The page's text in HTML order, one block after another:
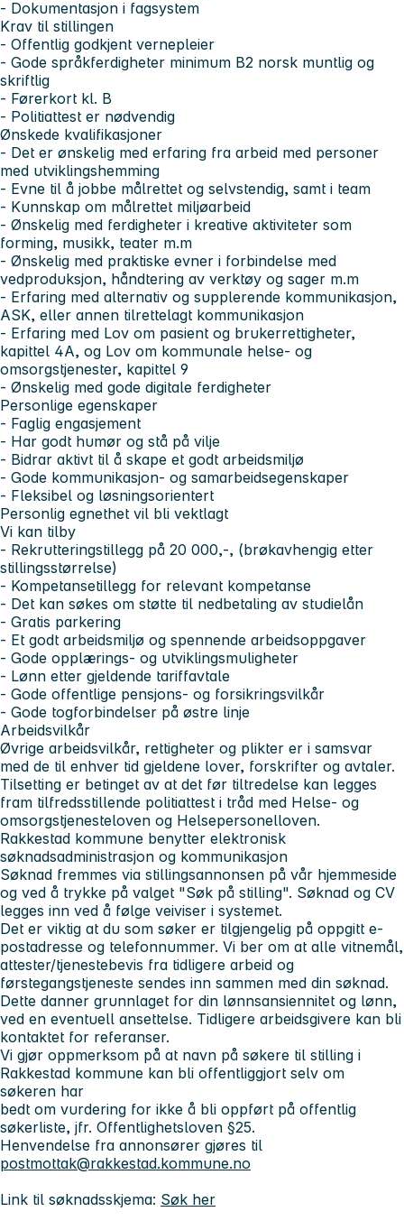
- Dokumentasjon i fagsystem
Krav til stillingen
- Offentlig godkjent vernepleier
- Gode språkferdigheter minimum B2 norsk muntlig og
skriftlig
- Førerkort kl. B
- Politiattest er nødvendig
Ønskede kvalifikasjoner
- Det er ønskelig med erfaring fra arbeid med personer
med utviklingshemming
- Evne til å jobbe målrettet og selvstendig, samt i team
- Kunnskap om målrettet miljøarbeid
- Ønskelig med ferdigheter i kreative aktiviteter som
forming, musikk, teater m.m
- Ønskelig med praktiske evner i forbindelse med
vedproduksjon, håndtering av verktøy og sager m.m
- Erfaring med alternativ og supplerende kommunikasjon,
ASK, eller annen tilrettelagt kommunikasjon
- Erfaring med Lov om pasient og brukerrettigheter,
kapittel 4A, og Lov om kommunale helse- og
omsorgstjenester, kapittel 9
- Ønskelig med gode digitale ferdigheter
Personlige egenskaper
- Faglig engasjement
- Har godt humør og stå på vilje
- Bidrar aktivt til å skape et godt arbeidsmiljø
- Gode kommunikasjon- og samarbeidsegenskaper
- Fleksibel og løsningsorientert
Personlig egnethet vil bli vektlagt
Vi kan tilby
- Rekrutteringstillegg på 20 000,-, (brøkavhengig etter
stillingsstørrelse)
- Kompetansetillegg for relevant kompetanse
- Det kan søkes om støtte til nedbetaling av studielån
- Gratis parkering
- Et godt arbeidsmiljø og spennende arbeidsoppgaver
- Gode opplærings- og utviklingsmuligheter
- Lønn etter gjeldende tariffavtale
- Gode offentlige pensjons- og forsikringsvilkår
- Gode togforbindelser på østre linje
Arbeidsvilkår
Øvrige arbeidsvilkår, rettigheter og plikter er i samsvar
med de til enhver tid gjeldene lover, forskrifter og avtaler.
Tilsetting er betinget av at det før tiltredelse kan legges
fram tilfredsstillende politiattest i tråd med Helse- og
omsorgstjenesteloven og Helsepersonelloven.
Rakkestad kommune benytter elektronisk
søknadsadministrasjon og kommunikasjon
Søknad fremmes via stillingsannonsen på vår hjemmeside
og ved å trykke på valget "Søk på stilling". Søknad og CV
legges inn ved å følge veiviser i systemet.
Det er viktig at du som søker er tilgjengelig på oppgitt e-
postadresse og telefonnummer. Vi ber om at alle vitnemål,
attester/tjenestebevis fra tidligere arbeid og
førstegangstjeneste sendes inn sammen med din søknad.
Dette danner grunnlaget for din lønnsansiennitet og lønn,
ved en eventuell ansettelse. Tidligere arbeidsgivere kan bli
kontaktet for referanser.
Vi gjør oppmerksom på at navn på søkere til stilling i
Rakkestad kommune kan bli offentliggjort selv om
søkeren har
bedt om vurdering for ikke å bli oppført på offentlig
søkerliste, jfr. Offentlighetsloven §25.
Henvendelse fra annonsører gjøres til
postmottak@rakkestad.kommune.no
Link til søknadsskjema: Søk her